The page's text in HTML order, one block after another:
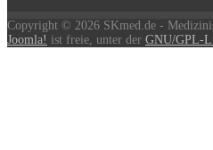
Copyright © 2026 SKmed.de -
Joomla! ist freie, unter der GNU/GPL-